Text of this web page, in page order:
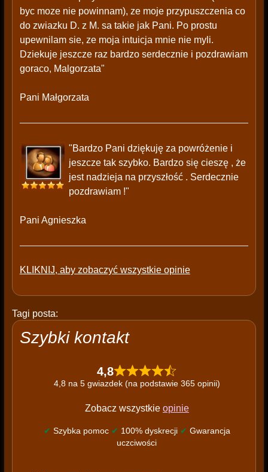
byc moze nie powinnam), ze moje przypuszczenia co
do zwiazku D. z M. sa takie jak Pani. Po prostu
upewnilam sie, ze moja intuicja mnie nie myli.
Dziekuje jeszcze raz bardzo serdecznie i pozdrawiam
goraco, Malgorzata"
Pani Małgorzata
"Bardzo Pani dziękuję za powróżenie i
jeszcze tak szybko. Bardzo się cieszę , że
jest nadzieja na przyszłość . Serdecznie
pozdrawiam !"
Pani Agnieszka
KLIKNIJ, aby zobaczyć wszystkie opinie
Tagi posta:
Szybki kontakt
4,8
4,8 na 5 gwiazdek (na podstawie 365 opinii)
Zobacz wszystkie opinie
✔ Szybka pomoc ✔ 100% dyskrecji ✔ Gwarancja
uczciwości